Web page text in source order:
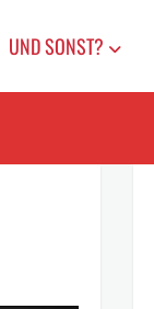
UND SONST?